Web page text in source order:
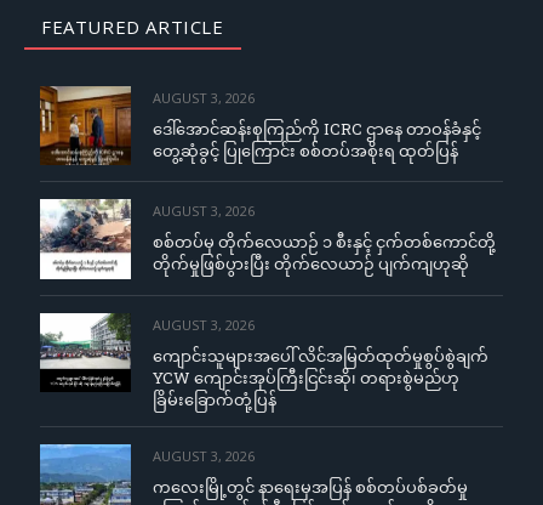
FEATURED ARTICLE
AUGUST 3, 2026
ဒေါ်အောင်ဆန်းစုကြည်ကို ICRC ဌာနေ တာဝန်ခံနှင့်
တွေ့ဆုံခွင့် ပြုကြောင်း စစ်တပ်အစိုးရ ထုတ်ပြန်
AUGUST 3, 2026
စစ်တပ်မှ တိုက်လေယာဉ် ၁ စီးနှင့် ငှက်တစ်ကောင်တို့
တိုက်မှုဖြစ်ပွားပြီး တိုက်လေယာဉ် ပျက်ကျဟုဆို
AUGUST 3, 2026
ကျောင်းသူများအပေါ် လိင်အမြတ်ထုတ်မှုစွပ်စွဲချက်
YCW ကျောင်းအုပ်ကြီးငြင်းဆို၊ တရားစွဲမည်ဟု
ခြိမ်းခြောက်တုံ့ပြန်
AUGUST 3, 2026
ကလေးမြို့တွင် နာရေးမှအပြန် စစ်တပ်ပစ်ခတ်မှု